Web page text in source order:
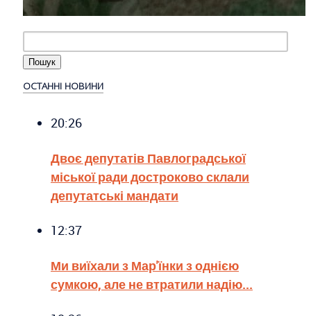
ОСТАННІ НОВИНИ
20:26
Двоє депутатів Павлоградської
міської ради достроково склали
депутатські мандати
12:37
Ми виїхали з Мар'їнки з однією
сумкою, але не втратили надію...